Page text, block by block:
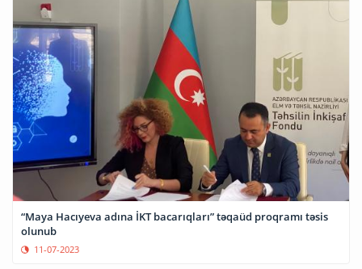
“Maya Hacıyeva adına İKT bacarıqları” təqaüd proqramı təsis
olunub
11-07-2023